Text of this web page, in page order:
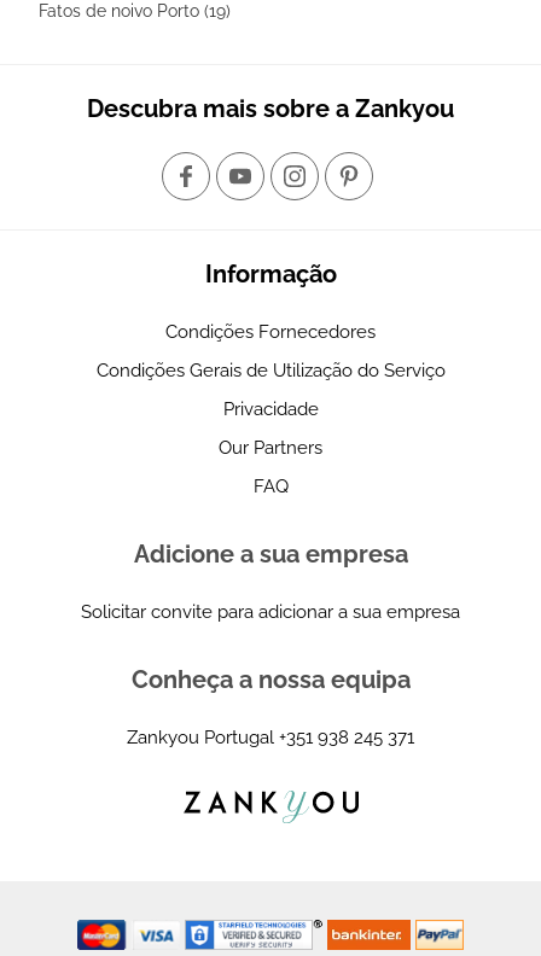
Fatos de noivo Porto (19)
Descubra mais sobre a Zankyou
Informação
Condições Fornecedores
Condições Gerais de Utilização do Serviço
Privacidade
Our Partners
FAQ
Adicione a sua empresa
Solicitar convite para adicionar a sua empresa
Conheça a nossa equipa
Zankyou Portugal +351 938 245 371